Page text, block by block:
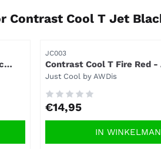
Contrast Cool T Jet
Artikelnummer
JC003
Contrast Cool T Fire Red
Merk:
Just Cool by AWDis
Prijs: 14,95
€14,95
IN